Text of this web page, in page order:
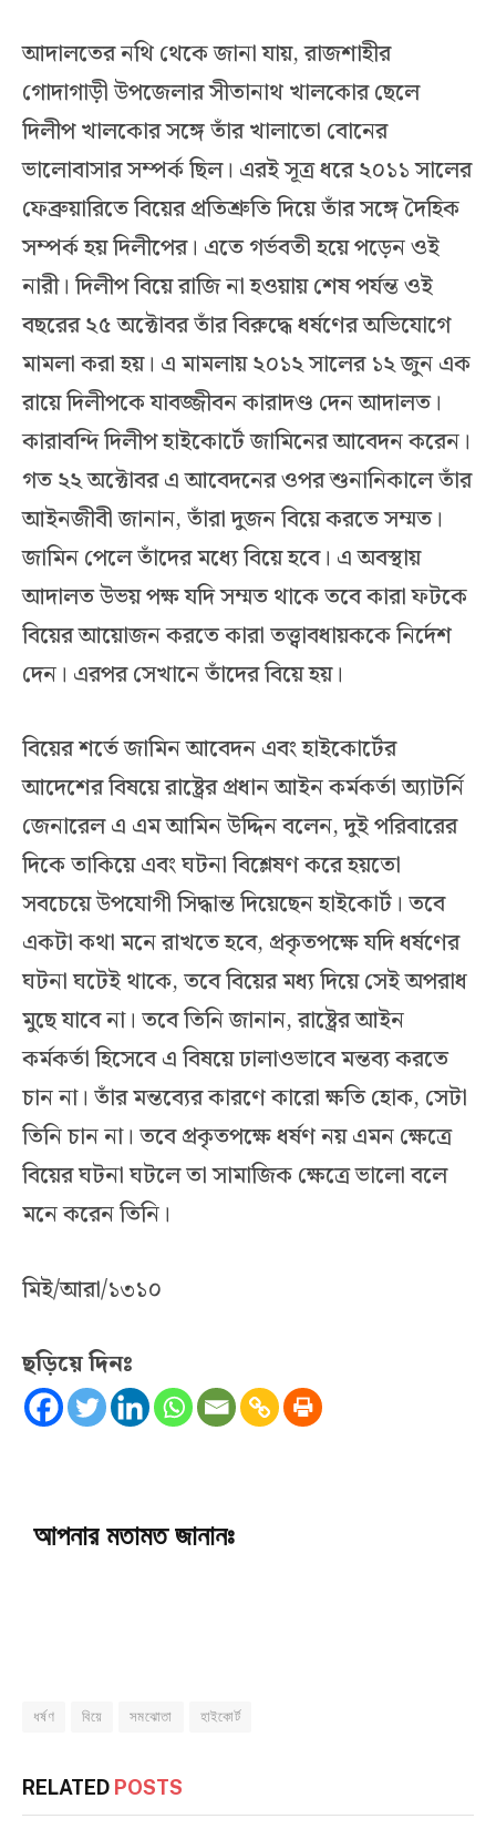
আদালতের নথি থেকে জানা যায়, রাজশাহীর
গোদাগাড়ী উপজেলার সীতানাথ খালকোর ছেলে
দিলীপ খালকোর সঙ্গে তাঁর খালাতো বোনের
ভালোবাসার সম্পর্ক ছিল। এরই সূত্র ধরে ২০১১ সালের
ফেব্রুয়ারিতে বিয়ের প্রতিশ্রুতি দিয়ে তাঁর সঙ্গে দৈহিক
সম্পর্ক হয় দিলীপের। এতে গর্ভবতী হয়ে পড়েন ওই
নারী। দিলীপ বিয়ে রাজি না হওয়ায় শেষ পর্যন্ত ওই
বছরের ২৫ অক্টোবর তাঁর বিরুদ্ধে ধর্ষণের অভিযোগে
মামলা করা হয়। এ মামলায় ২০১২ সালের ১২ জুন এক
রায়ে দিলীপকে যাবজ্জীবন কারাদণ্ড দেন আদালত।
কারাবন্দি দিলীপ হাইকোর্টে জামিনের আবেদন করেন।
গত ২২ অক্টোবর এ আবেদনের ওপর শুনানিকালে তাঁর
আইনজীবী জানান, তাঁরা দুজন বিয়ে করতে সম্মত।
জামিন পেলে তাঁদের মধ্যে বিয়ে হবে। এ অবস্থায়
আদালত উভয় পক্ষ যদি সম্মত থাকে তবে কারা ফটকে
বিয়ের আয়োজন করতে কারা তত্ত্বাবধায়ককে নির্দেশ
দেন। এরপর সেখানে তাঁদের বিয়ে হয়।
বিয়ের শর্তে জামিন আবেদন এবং হাইকোর্টের
আদেশের বিষয়ে রাষ্ট্রের প্রধান আইন কর্মকর্তা অ্যাটর্নি
জেনারেল এ এম আমিন উদ্দিন বলেন, দুই পরিবারের
দিকে তাকিয়ে এবং ঘটনা বিশ্লেষণ করে হয়তো
সবচেয়ে উপযোগী সিদ্ধান্ত দিয়েছেন হাইকোর্ট। তবে
একটা কথা মনে রাখতে হবে, প্রকৃতপক্ষে যদি ধর্ষণের
ঘটনা ঘটেই থাকে, তবে বিয়ের মধ্য দিয়ে সেই অপরাধ
মুছে যাবে না। তবে তিনি জানান, রাষ্ট্রের আইন
কর্মকর্তা হিসেবে এ বিষয়ে ঢালাওভাবে মন্তব্য করতে
চান না। তাঁর মন্তব্যের কারণে কারো ক্ষতি হোক, সেটা
তিনি চান না। তবে প্রকৃতপক্ষে ধর্ষণ নয় এমন ক্ষেত্রে
বিয়ের ঘটনা ঘটলে তা সামাজিক ক্ষেত্রে ভালো বলে
মনে করেন তিনি।
মিই/আরা/১৩১০
ছড়িয়ে দিনঃ
আপনার মতামত জানানঃ
ধর্ষণ বিয়ে সমঝোতা হাইকোর্ট
RELATED POSTS